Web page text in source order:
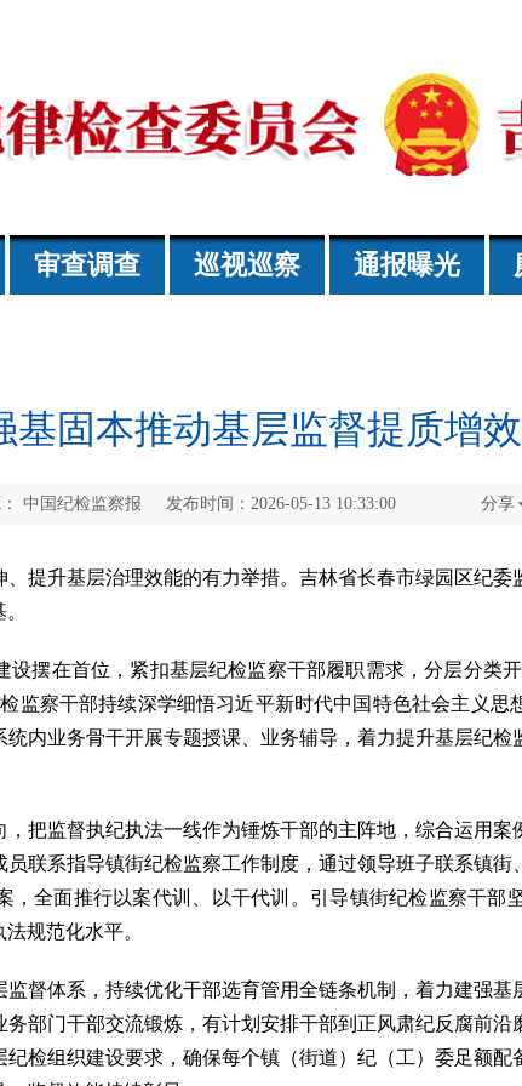
审查调查 巡视巡察 通报曝光
基固本推动基层监督提质增效
中国纪检监察报 发布时间：2026-05-13 10:33:00 分享
升基层治理效能的有力举措。吉林省长春市绿园区纪委
在首位，紧扣基层纪检监察干部履职需求，分层分类开
监察干部持续深学细悟习近平新时代中国特色社会主义
内业务骨干开展专题授课、业务辅导，着力提升基层纪
监督执纪执法一线作为锤炼干部的主阵地，综合运用案
联系指导镇街纪检监察工作制度，通过领导班子联系镇
，全面推行以案代训、以干代训。引导镇街纪检监察干部
规范化水平。
体系，持续优化干部选育管用全链条机制，着力建强基
部门干部交流锻炼，有计划安排干部到正风肃纪反腐前
检组织建设要求，确保每个镇（街道）纪（工）委足额